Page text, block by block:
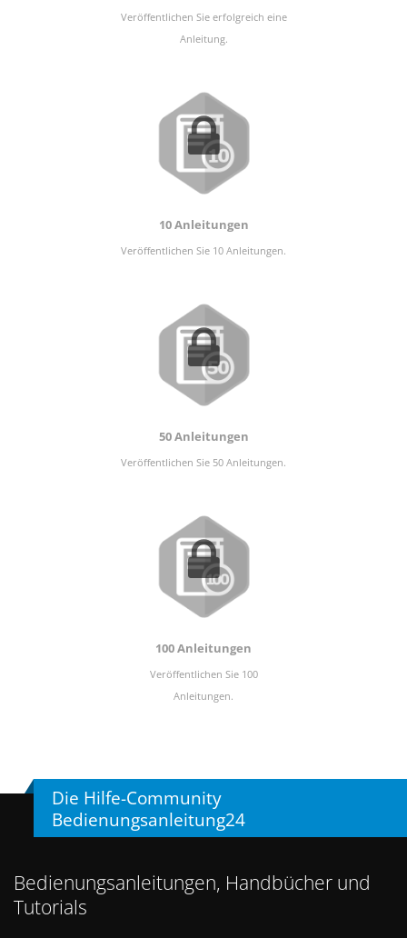
Veröffentlichen Sie erfolgreich eine
Anleitung.
10 Anleitungen
Veröffentlichen Sie 10 Anleitungen.
50 Anleitungen
Veröffentlichen Sie 50 Anleitungen.
100 Anleitungen
Veröffentlichen Sie 100
Anleitungen.
Die Hilfe-Community
Bedienungsanleitung24
Bedienungsanleitungen, Handbücher und
Tutorials